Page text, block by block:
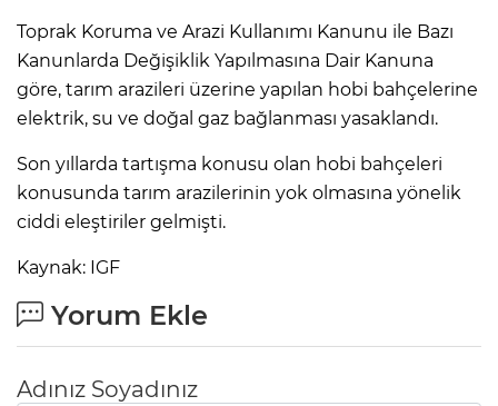
Toprak Koruma ve Arazi Kullanımı Kanunu ile Bazı
Kanunlarda Değişiklik Yapılmasına Dair Kanuna
göre, tarım arazileri üzerine yapılan hobi bahçelerine
elektrik, su ve doğal gaz bağlanması yasaklandı.
Son yıllarda tartışma konusu olan hobi bahçeleri
konusunda tarım arazilerinin yok olmasına yönelik
ciddi eleştiriler gelmişti.
Kaynak: IGF
Yorum Ekle
Adınız Soyadınız